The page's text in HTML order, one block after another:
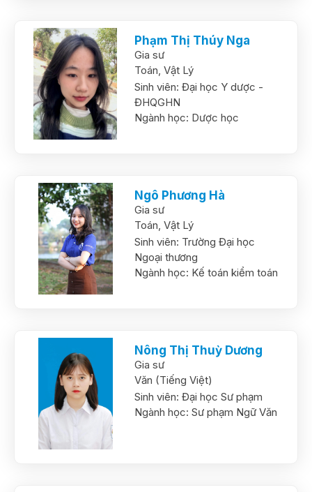
Phạm Thị Thúy Nga
Gia sư
Toán,Vật Lý
Sinh viên: Đại học Y dược -
ĐHQGHN
Ngành học: Dược học
Ngô Phương Hà
Gia sư
Toán,Vật Lý
Sinh viên: Trường Đại học
Ngoại thương
Ngành học: Kế toán kiểm toán
Nông Thị Thuỳ Dương
Gia sư
Văn (Tiếng Việt)
Sinh viên: Đại học Sư phạm
Ngành học: Sư phạm Ngữ Văn